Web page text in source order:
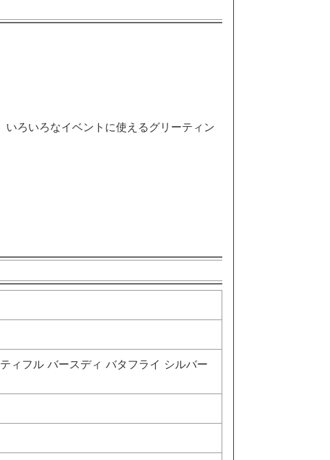
ろいろなイベントに使えるグリーティン
ィフル バースディ バタフライ シルバー